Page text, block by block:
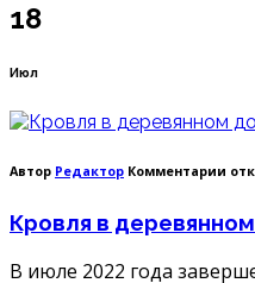
18
Июл
Автор Редактор Комментарии к
в
Кровля в
В июле 2022 года